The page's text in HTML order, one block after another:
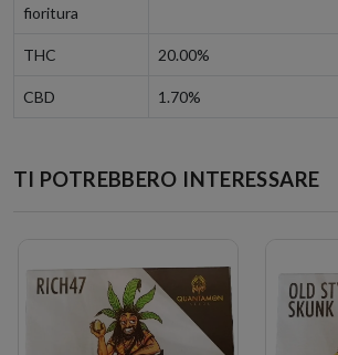
fioritura
THC 20.00%
CBD 1.70%
TI POTREBBERO INTERESSARE